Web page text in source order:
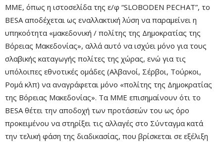
ΜΜΕ, όπως η ιστοσελίδα της ε/φ “SLOBODEN PECHAT”, το
BESA αποδέχεται ως εναλλακτική λύση να παραμείνει η
υπηκοότητα «μακεδονική / πολίτης της Δημοκρατίας της
Βόρειας Μακεδονίας», αλλά αυτό να ισχύει μόνο για τους
σλαβικής καταγωγής πολίτες της χώρας, ενώ για τις
υπόλοιπες εθνοτικές ομάδες (Αλβανοί, Σέρβοι, Τούρκοι,
Ρομά κλπ) να αναγράφεται μόνο «πολίτης της Δημοκρατίας
της Βόρειας Μακεδονίας». Τα ΜΜΕ επισημαίνουν ότι το
BESA θέτει την αποδοχή των προτάσεών του ως όρο
προκειμένου να στηρίξει τις αλλαγές στο Σύνταγμα κατά
την τελική φάση της διαδικασίας, που βρίσκεται σε εξέλιξη